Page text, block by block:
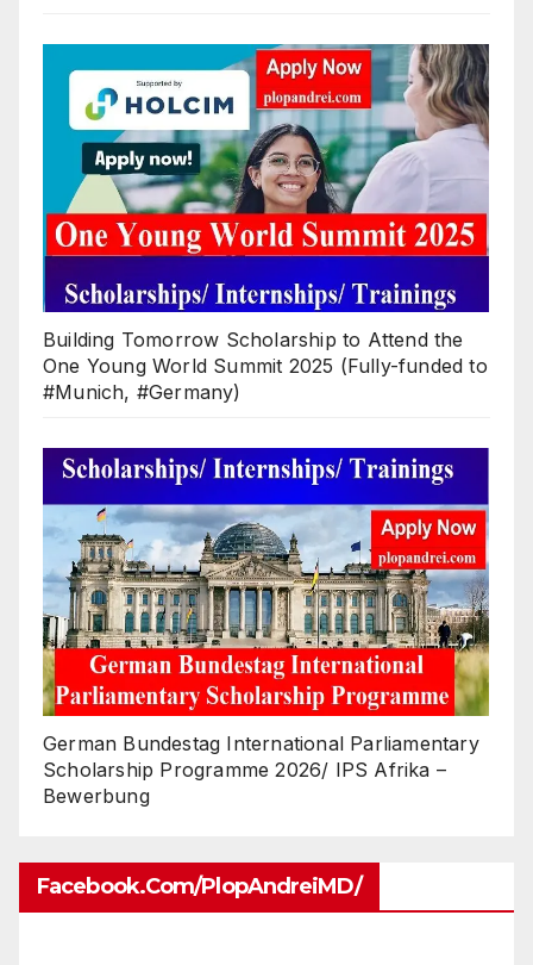
Building Tomorrow Scholarship to Attend the
One Young World Summit 2025 (Fully-funded to
#Munich, #Germany)
German Bundestag International Parliamentary
Scholarship Programme 2026/ IPS Afrika –
Bewerbung
Facebook.com/PlopAndreiMD/